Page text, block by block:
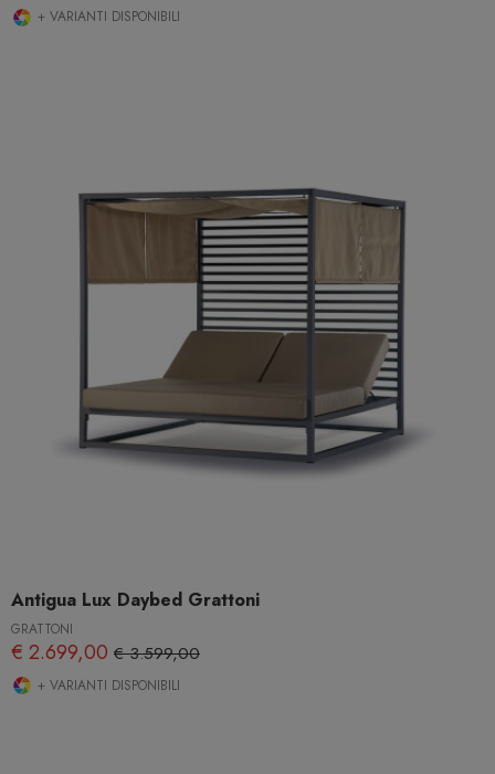
+ VARIANTI DISPONIBILI
Antigua Lux Daybed Grattoni
GRATTONI
€ 2.699,00 € 3.599,00
+ VARIANTI DISPONIBILI